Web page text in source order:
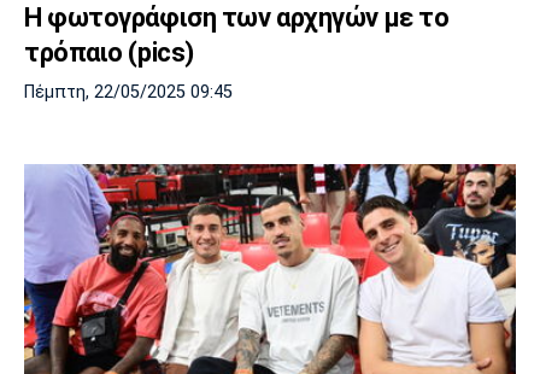
Η φωτογράφιση των αρχηγών με το
τρόπαιο (pics)
Πέμπτη, 22/05/2025 09:45